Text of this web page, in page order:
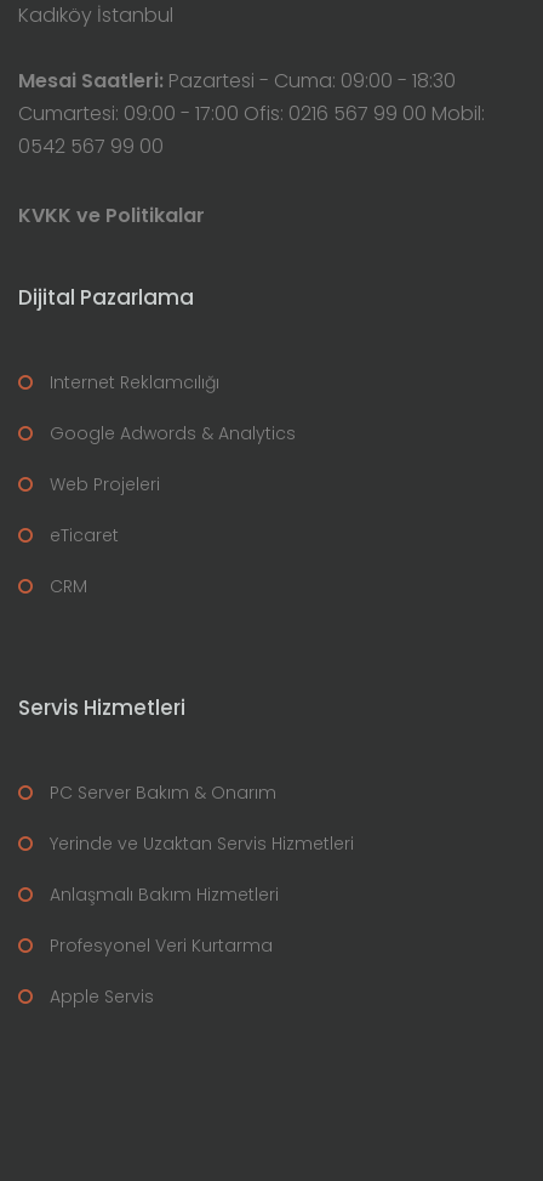
Kadıköy İstanbul
Mesai Saatleri: Pazartesi - Cuma: 09:00 - 18:30
Cumartesi: 09:00 - 17:00 Ofis: 0216 567 99 00 Mobil:
0542 567 99 00
KVKK ve Politikalar
Dijital Pazarlama
Internet Reklamcılığı
Google Adwords & Analytics
Web Projeleri
eTicaret
CRM
Servis Hizmetleri
PC Server Bakım & Onarım
Yerinde ve Uzaktan Servis Hizmetleri
Anlaşmalı Bakım Hizmetleri
Profesyonel Veri Kurtarma
Apple Servis